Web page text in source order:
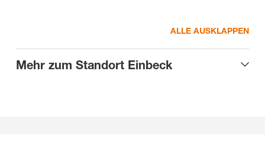
ALLE AUSKLAPPEN
Mehr zum Standort Einbeck